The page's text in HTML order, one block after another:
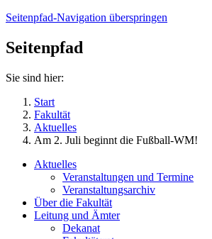
Seitenpfad-Navigation überspringen
Seitenpfad
Sie sind hier:
Start
Fakultät
Aktuelles
Am 2. Juli beginnt die Fußball-WM!
Aktuelles
Veranstaltungen und Termine
Veranstaltungsarchiv
Über die Fakultät
Leitung und Ämter
Dekanat